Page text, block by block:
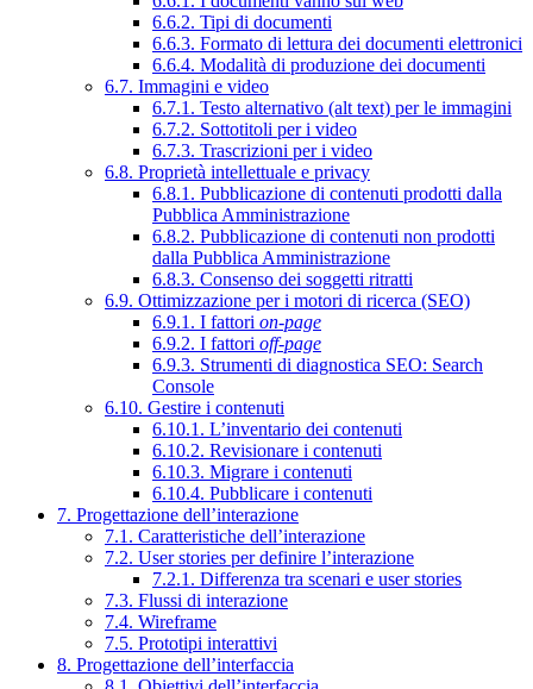
6.6.2. Tipi di documenti
6.6.3. Formato di lettura dei documenti elettronici
6.6.4. Modalità di produzione dei documenti
6.7. Immagini e video
6.7.1. Testo alternativo (alt text) per le immagini
6.7.2. Sottotitoli per i video
6.7.3. Trascrizioni per i video
6.8. Proprietà intellettuale e privacy
6.8.1. Pubblicazione di contenuti prodotti dalla
Pubblica Amministrazione
6.8.2. Pubblicazione di contenuti non prodotti
dalla Pubblica Amministrazione
6.8.3. Consenso dei soggetti ritratti
6.9. Ottimizzazione per i motori di ricerca (SEO)
6.9.1. I fattori on-page
6.9.2. I fattori off-page
6.9.3. Strumenti di diagnostica SEO: Search
Console
6.10. Gestire i contenuti
6.10.1. L’inventario dei contenuti
6.10.2. Revisionare i contenuti
6.10.3. Migrare i contenuti
6.10.4. Pubblicare i contenuti
7. Progettazione dell’interazione
7.1. Caratteristiche dell’interazione
7.2. User stories per definire l’interazione
7.2.1. Differenza tra scenari e user stories
7.3. Flussi di interazione
7.4. Wireframe
7.5. Prototipi interattivi
8. Progettazione dell’interfaccia